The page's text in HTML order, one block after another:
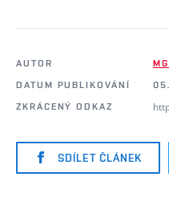
AUTOR
DATUM PUBLIKOVÁNÍ
ZKRÁCENÝ ODKAZ
SDÍLET ČLÁNEK